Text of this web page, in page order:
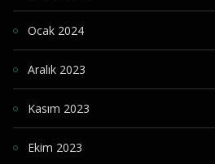
Ocak 2024
Aralık 2023
Kasım 2023
Ekim 2023